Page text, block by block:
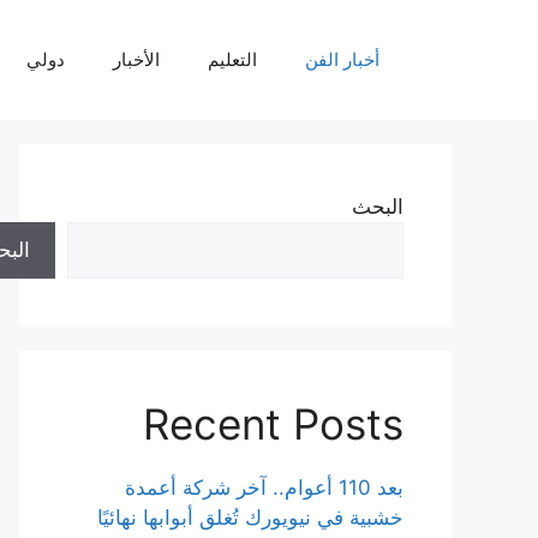
أخبار الفن التعليم الأخبار دولي
البحث
Recent Posts
بعد 110 أعوام.. آخر شركة أعمدة
خشبية في نيويورك تُغلق أبوابها نهائيًا